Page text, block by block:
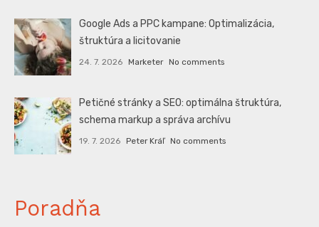
Google Ads a PPC kampane: Optimalizácia,
štruktúra a licitovanie
24. 7. 2026 Marketer No comments
Petičné stránky a SEO: optimálna štruktúra,
schema markup a správa archívu
19. 7. 2026 Peter Kráľ No comments
Poradňa